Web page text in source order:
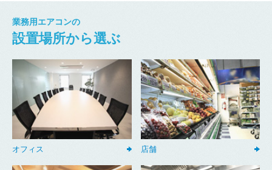
業務用エアコンの
設置場所から選ぶ
オフィス 店舗